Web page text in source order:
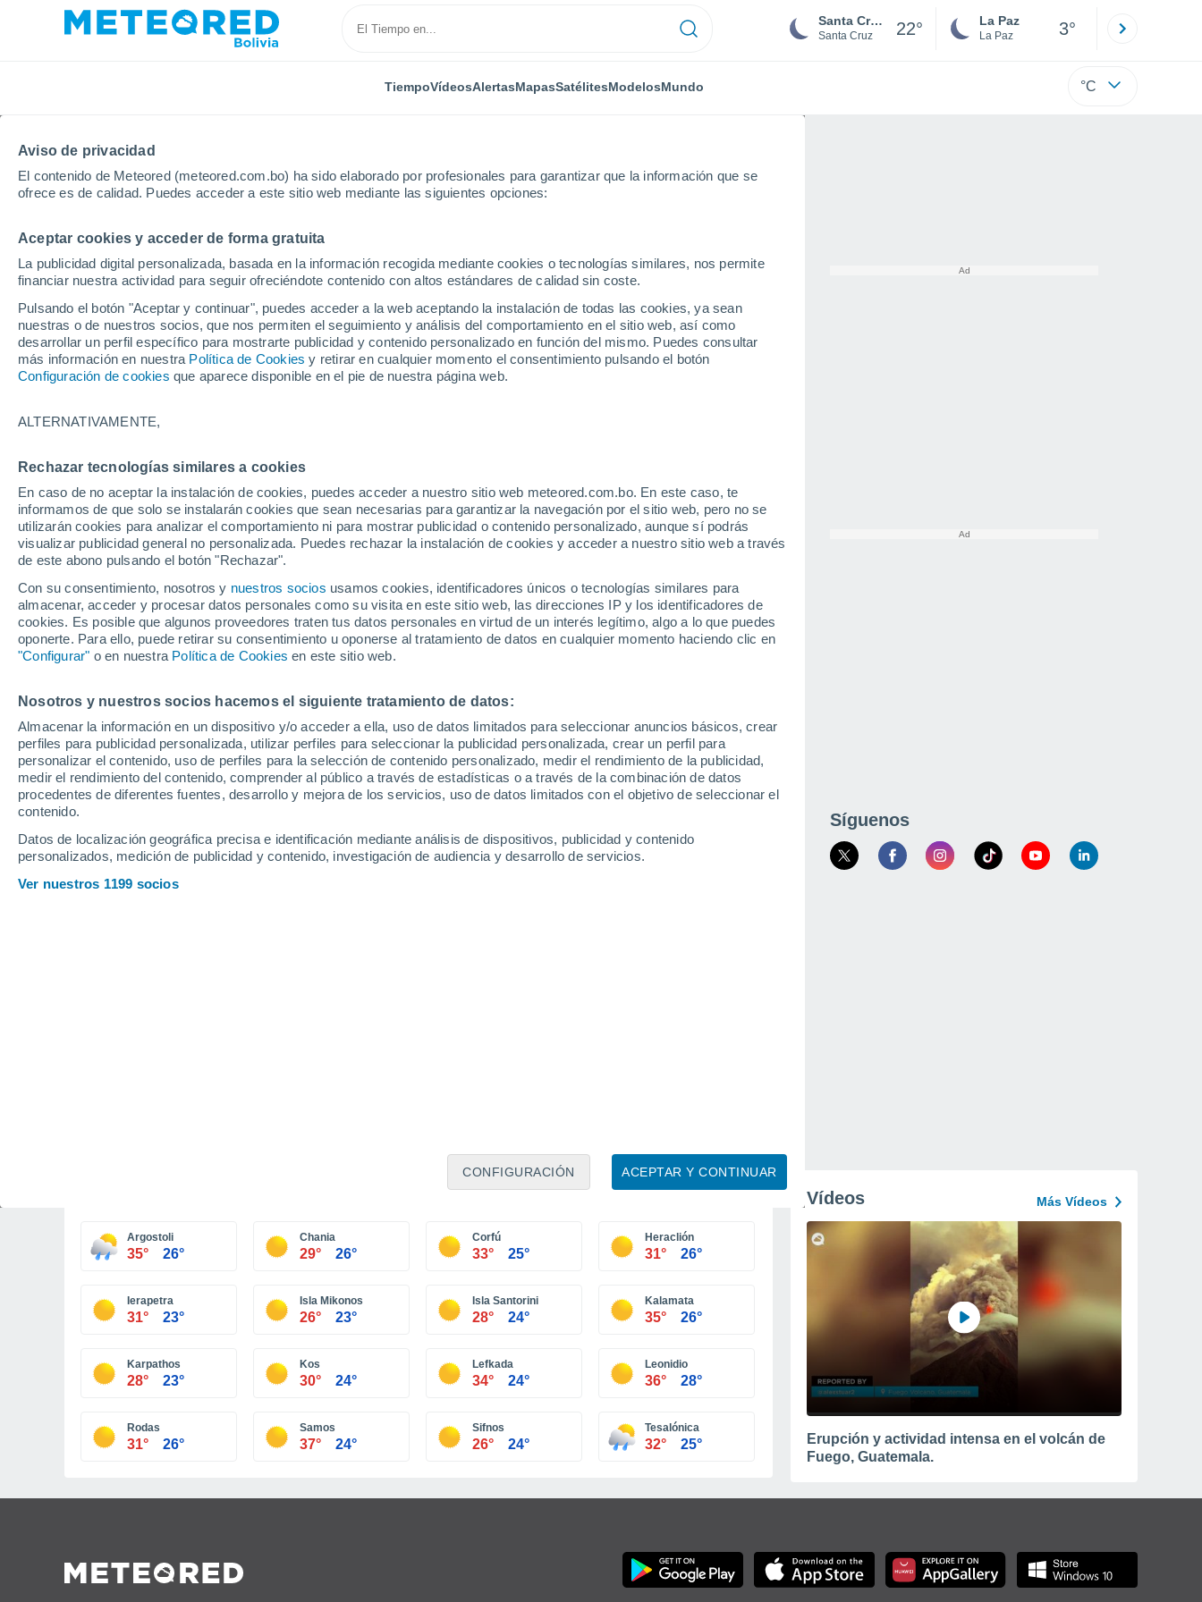
Aviso de privacidad
El contenido de Meteored (meteored.com.bo) ha sido elaborado por profesionales para garantizar que la información que se
ofrece es de calidad. Puedes acceder a este sitio web mediante las siguientes opciones:
Aceptar cookies y acceder de forma gratuita
La publicidad digital personalizada, basada en la información recogida mediante cookies o tecnologías similares, nos permite
financiar nuestra actividad para seguir ofreciéndote contenido con altos estándares de calidad sin coste.
Pulsando el botón "Aceptar y continuar", puedes acceder a la web aceptando la instalación de todas las cookies, ya sean
nuestras o de nuestros socios, que nos permiten el seguimiento y análisis del comportamiento en el sitio web, así como
desarrollar un perfil específico para mostrarte publicidad y contenido personalizado en función del mismo. Puedes consultar
más información en nuestra Política de Cookies y retirar en cualquier momento el consentimiento pulsando el botón
Configuración de cookies que aparece disponible en el pie de nuestra página web.
ALTERNATIVAMENTE,
Rechazar tecnologías similares a cookies
En caso de no aceptar la instalación de cookies, puedes acceder a nuestro sitio web meteored.com.bo. En este caso, te
informamos de que solo se instalarán cookies que sean necesarias para garantizar la navegación por el sitio web, pero no se
utilizarán cookies para analizar el comportamiento ni para mostrar publicidad o contenido personalizado, aunque sí podrás
visualizar publicidad general no personalizada. Puedes rechazar la instalación de cookies y acceder a nuestro sitio web a través
de este abono pulsando el botón "Rechazar".
Con su consentimiento, nosotros y nuestros socios usamos cookies, identificadores únicos o tecnologías similares para
almacenar, acceder y procesar datos personales como su visita en este sitio web, las direcciones IP y los identificadores de
cookies. Es posible que algunos proveedores traten tus datos personales en virtud de un interés legítimo, algo a lo que puedes
oponerte. Para ello, puede retirar su consentimiento u oponerse al tratamiento de datos en cualquier momento haciendo clic en
"Configurar" o en nuestra Política de Cookies en este sitio web.
Nosotros y nuestros socios hacemos el siguiente tratamiento de datos:
Almacenar la información en un dispositivo y/o acceder a ella, uso de datos limitados para seleccionar anuncios básicos, crear
perfiles para publicidad personalizada, utilizar perfiles para seleccionar la publicidad personalizada, crear un perfil para
personalizar el contenido, uso de perfiles para la selección de contenido personalizado, medir el rendimiento de la publicidad,
medir el rendimiento del contenido, comprender al público a través de estadísticas o a través de la combinación de datos
procedentes de diferentes fuentes, desarrollo y mejora de los servicios, uso de datos limitados con el objetivo de seleccionar el
contenido.
Datos de localización geográfica precisa e identificación mediante análisis de dispositivos, publicidad y contenido
personalizados, medición de publicidad y contenido, investigación de audiencia y desarrollo de servicios.
Ver nuestros 1199 socios
ACEPTAR Y CONTINUAR
CONFIGURACIÓN
Santa Cruz de la Sierra
Santa Cruz 22° La Paz
La Paz 3°
TiempoVídeosAlertasMapasSatélitesModelosMundo °C
Inicio Grecia
Tiempo en Grecia. Pronóstico a 14 días
Hoy, 6 agosto Todo el día Símbolo
Heraclión
20°
Kastoria
30°
24°
Citera
35°
Kalamata
24°
Kos
28°
33°
25°
Corfú
33°
24°
Lemnos
34°
22°
Isla Mikonos
Mitilene
26°
Rodas
Isla de
Skiathos
24°
Isla
Santorini
25°
Tesalónica
34°
35°
29°
36°
25°
Itea
34°
24°
Lefkada
23°
Skyros
Thassos
Periferias Grecia
Síguenos
Argostoli
35° 26°
Chania
29° 26°
Corfú
33° 25°
Heraclión
31° 26°
Ierapetra
31° 23°
Isla Mikonos
26° 23°
Isla Santorini
28° 24°
Kalamata
35° 26°
Karpathos
28° 23°
Kos
30° 24°
Lefkada
34° 24°
Leonidio
36° 28°
Rodas
31° 26°
Samos
37° 24°
Sifnos
26° 24°
Tesalónica
32° 25°
Vídeos Más Vídeos
Erupción y actividad intensa en el volcán de
Fuego, Guatemala.